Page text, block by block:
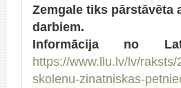
Zemgale tiks pārstāvēta
darbiem.
Informācija no
https://www.llu.lv/lv/
skolenu-zinatniskas-